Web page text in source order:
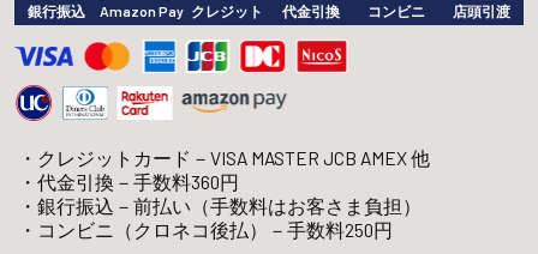
銀行振込 Amazon Pay クレジット 代金引換 コンビニ 店頭引渡
クレジットカード－VISA MASTER JCB AMEX 他
代金引換－手数料360円
銀行振込－前払い（手数料はお客さま負担）
コンビニ（クロネコ後払）－手数料250円